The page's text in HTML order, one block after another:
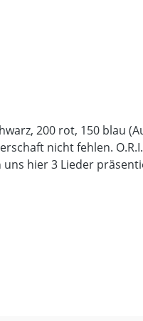
200 rot, 150 blau
nicht fehlen.
hier 3 Lieder